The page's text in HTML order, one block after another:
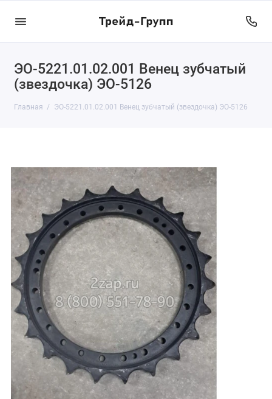
ЭО-5221.01.02.001 Венец зубчатый
(звездочка) ЭО-5126
Главная ЭО-5221.01.02.001 Венец зубчатый (звездочка) ЭО-5126